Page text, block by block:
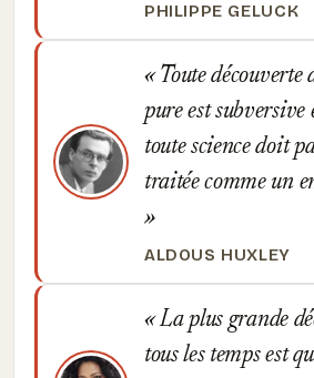
PHILIPPE GELUCK
Toute découverte
pure est subversive
toute science doit
traitée comme un
ALDOUS HUXLEY
La plus grande
tous les temps est